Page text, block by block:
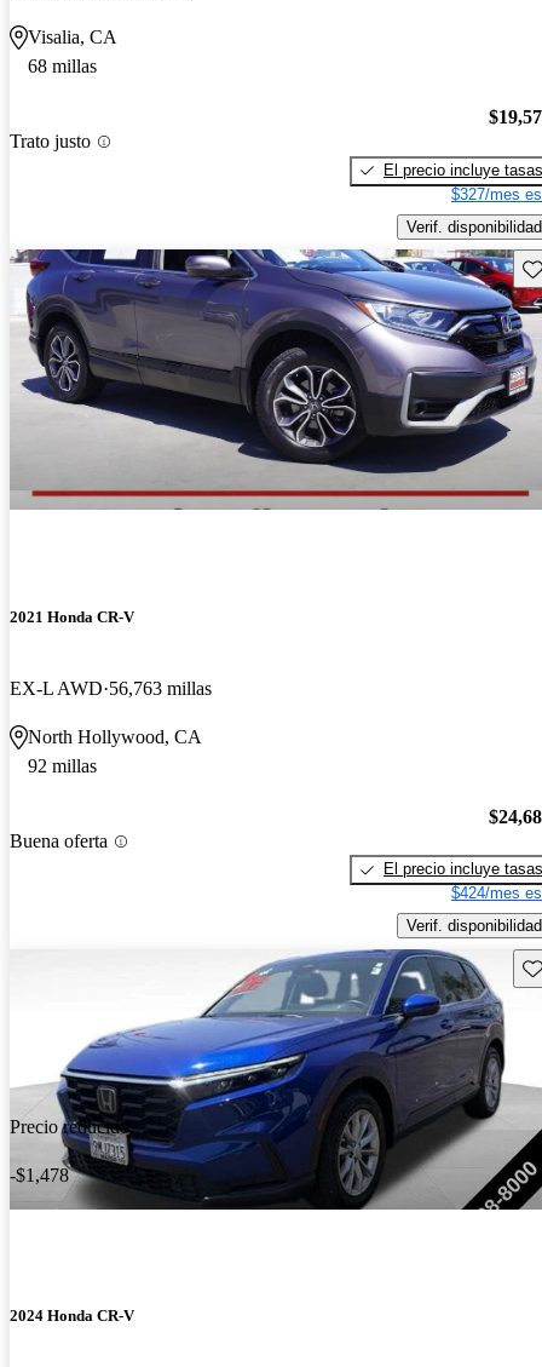
Visalia, CA
68 millas
Trato justo
El precio incluye tasas
$327/mes
Verif. disponibilidad
2021 Honda CR-V
EX-L AWD 56,763 millas
North Hollywood, CA
92 millas
Buena oferta
El precio incluye tasas
$424/mes
Verif. disponibilidad
Precio reducido
-$1,478
2024 Honda CR-V